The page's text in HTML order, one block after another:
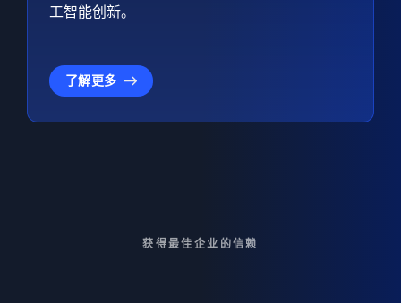
工智能创新。
了解更多
获得最佳企业的信赖